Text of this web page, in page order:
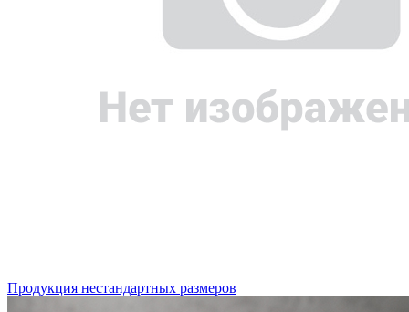
Продукция нестандартных размеров